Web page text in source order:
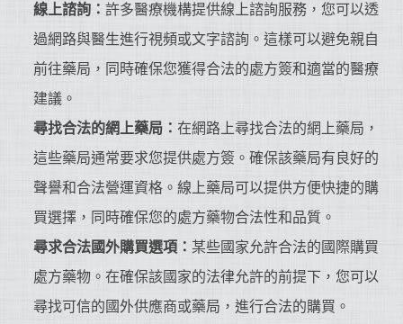
線上諮詢： 許多醫療機構提供線上諮詢服務，您可以透
過網路與醫生進行視頻或文字諮詢。這樣可以避免親自
前往藥局，同時確保您獲得合法的處方簽和適當的醫療
建議。
尋找合法的網上藥局： 在網路上尋找合法的網上藥局，
這些藥局通常要求您提供處方簽。確保該藥局有良好的
聲譽和合法營運資格。線上藥局可以提供方便快捷的購
買選擇，同時確保您的處方藥物合法性和品質。
尋求合法國外購買選項： 某些國家允許合法的國際購買
處方藥物。在確保該國家的法律允許的前提下，您可以
尋找可信的國外供應商或藥局，進行合法的購買。